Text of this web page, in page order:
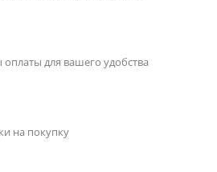
для вашего удобства
на покупку